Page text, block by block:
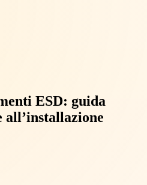
ESD: guida
all’installazione